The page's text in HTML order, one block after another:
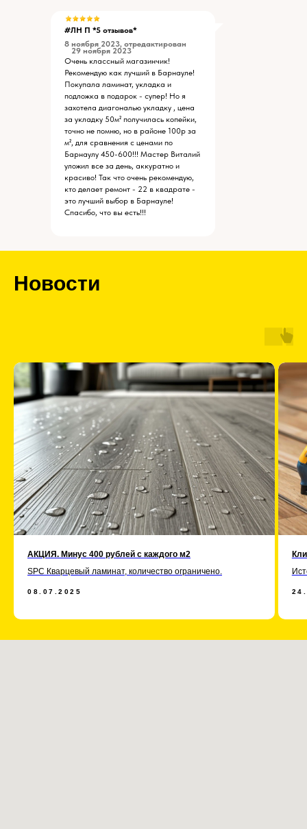
#ЛН П *5 отзывов*
8 ноября 2023, отредактирован
Очень классный магазинчик!
Рекомендую как лучший в Барнауле!
Покупала ламинат, укладка и
подложка в подарок - супер! Но я
захотела диагональю укладку , цена
за укладку 50м² получилась копейки,
точно не помню, но в районе 100р за
м², для сравнения с ценами по
Барнаулу 450-600!!! Мастер Виталий
уложил все за день, аккуратно и
красиво! Так что очень рекомендую,
кто делает ремонт - 22 в квадрате -
это лучший выбор в Барнауле!
Спасибо, что вы есть!!!
29 ноября 2023
Новости
АКЦИЯ. Минус 400 рублей с каждого м2
SPC Кварцевый ламинат, количество ограничено.
08.07.2025